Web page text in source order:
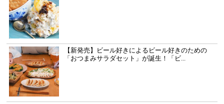
【新発売】ビール好きによるビール好きのための
「おつまみサラダセット」が誕生！「ビ...